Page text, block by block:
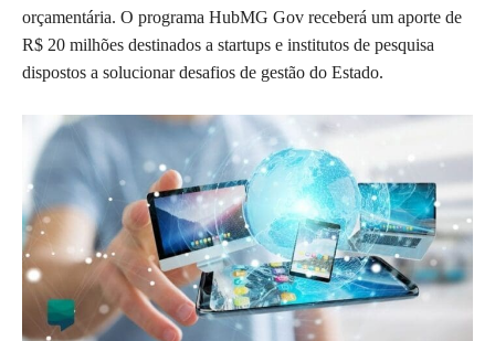
orçamentária. O programa HubMG Gov receberá um aporte de
R$ 20 milhões destinados a startups e institutos de pesquisa
dispostos a solucionar desafios de gestão do Estado.